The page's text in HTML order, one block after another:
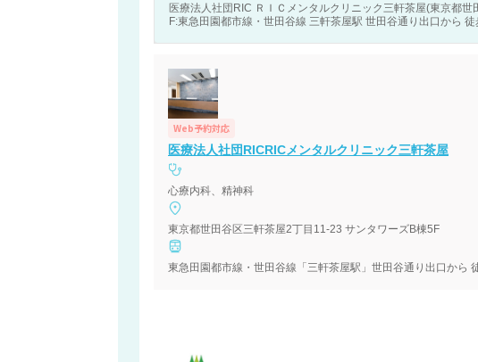
医療法人社団RIC ＲＩＣメンタルクリニック三軒茶屋(東京都
F:東急田園都市線・世田谷線 三軒茶屋駅 世田谷通り出口から 徒
Web予約対応
医療法人社団RICRICメンタルクリニック三軒茶屋
心療内科、精神科
東京都世田谷区三軒茶屋2丁目11-23 サンタワーズB棟5F
東急田園都市線・世田谷線「三軒茶屋駅」世田谷通り出口から